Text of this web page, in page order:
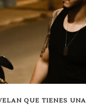
QUE TIENES UNA